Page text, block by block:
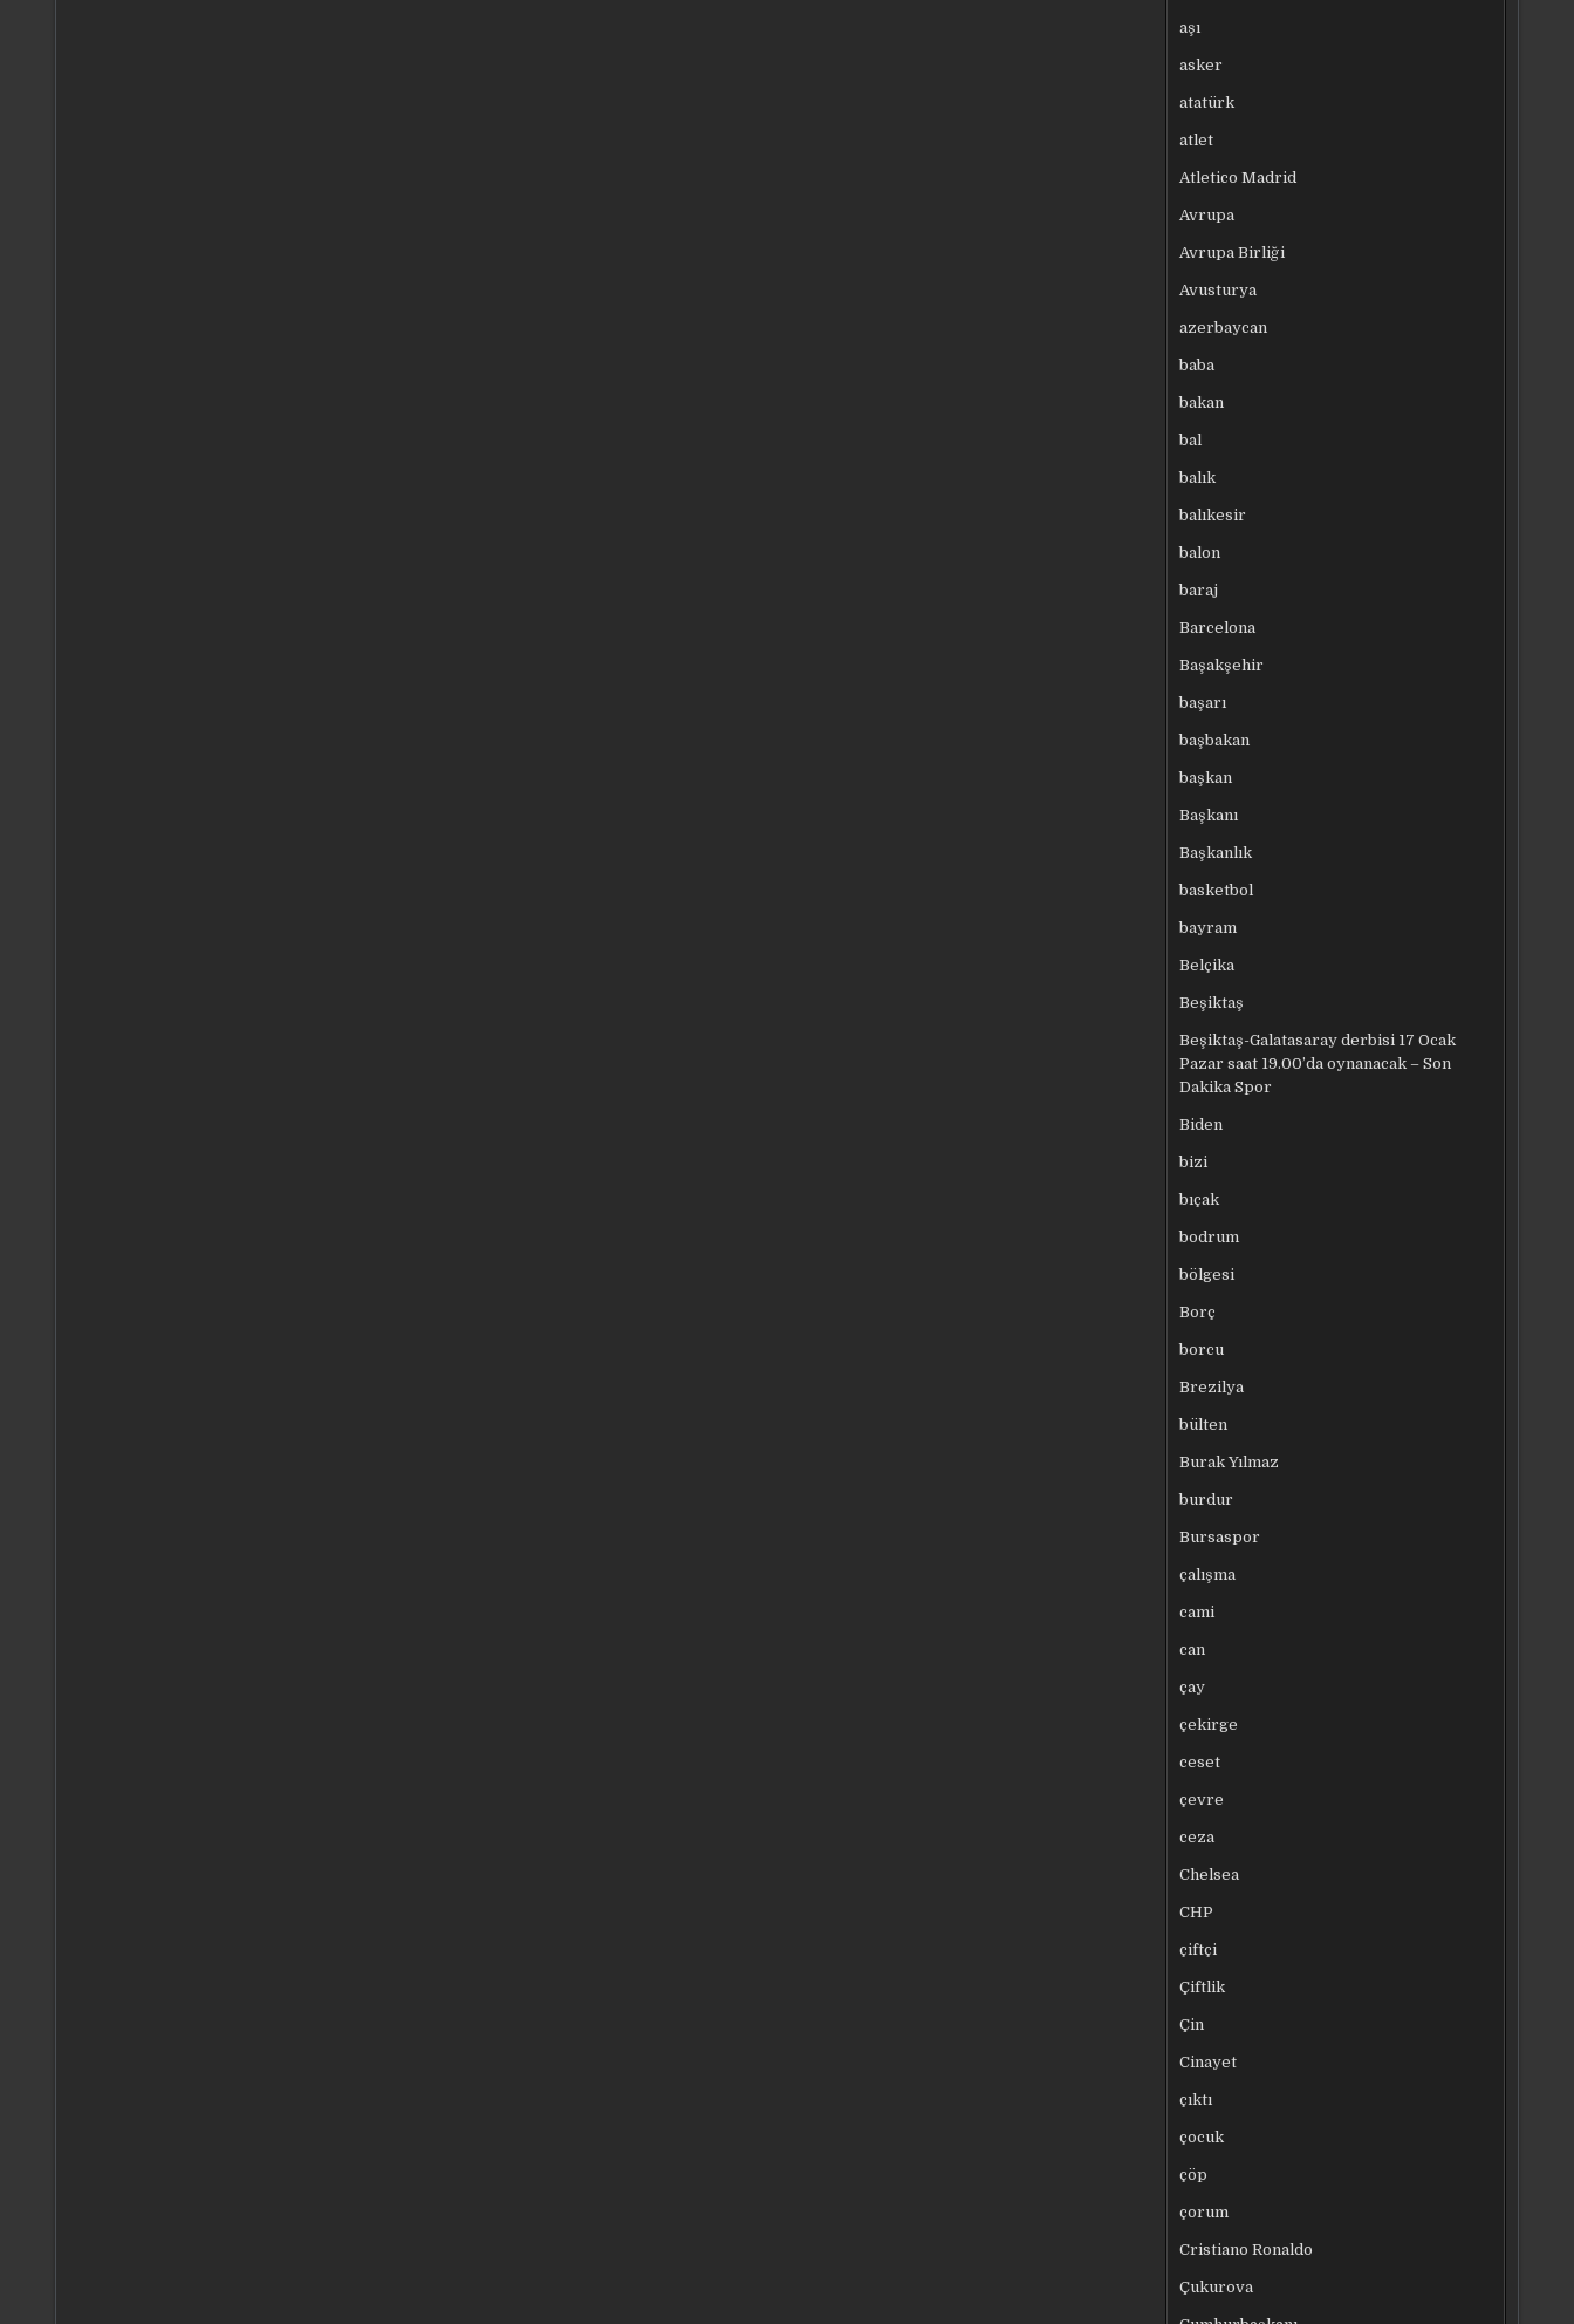
aşı
asker
atatürk
atlet
Atletico Madrid
Avrupa
Avrupa Birliği
Avusturya
azerbaycan
baba
bakan
bal
balık
balıkesir
balon
baraj
Barcelona
Başakşehir
başarı
başbakan
başkan
Başkanı
Başkanlık
basketbol
bayram
Belçika
Beşiktaş
Beşiktaş-Galatasaray derbisi 17 Ocak
Pazar saat 19.00’da oynanacak – Son
Dakika Spor
Biden
bizi
bıçak
bodrum
bölgesi
Borç
borcu
Brezilya
bülten
Burak Yılmaz
burdur
Bursaspor
çalışma
cami
can
çay
çekirge
ceset
çevre
ceza
Chelsea
CHP
çiftçi
Çiftlik
Çin
Cinayet
çıktı
çocuk
çöp
çorum
Cristiano Ronaldo
Çukurova